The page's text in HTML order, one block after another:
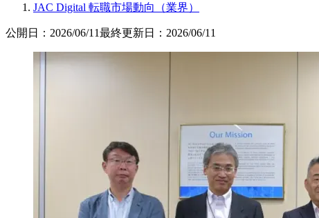
JAC Digital 転職市場動向（業界）
公開日： 2026/06/11最終更新日： 2026/06/11